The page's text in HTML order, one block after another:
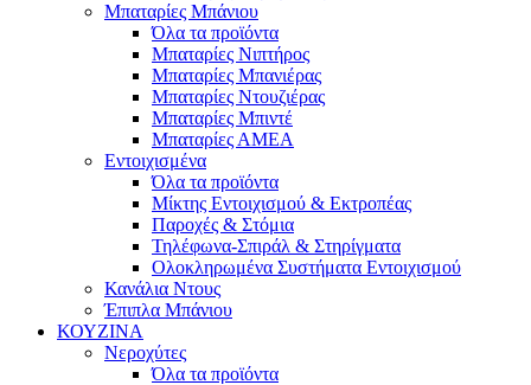
Μπαταρίες Μπάνιου
Όλα τα προϊόντα
Μπαταρίες Νιπτήρος
Μπαταρίες Μπανιέρας
Μπαταρίες Ντουζιέρας
Μπαταρίες Μπιντέ
Μπαταρίες ΑΜΕΑ
Εντοιχισμένα
Όλα τα προϊόντα
Μίκτης Εντοιχισμού & Εκτροπέας
Παροχές & Στόμια
Τηλέφωνα-Σπιράλ & Στηρίγματα
Ολοκληρωμένα Συστήματα Εντοιχισμού
Κανάλια Ντους
Έπιπλα Μπάνιου
ΚΟΥΖΙΝΑ
Νεροχύτες
Όλα τα προϊόντα